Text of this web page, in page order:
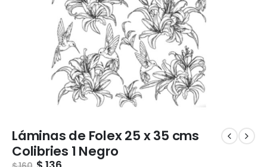
Láminas de Folex 25 x 35 cms
Colibries 1 Negro